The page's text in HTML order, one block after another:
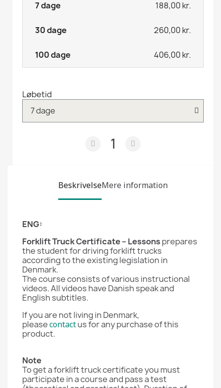
188,00 kr.
260,00 kr.
406,00 kr.
Løbetid
BeskrivelseMere information
ENG:
Forklift Truck Certificate– Lessonsprepares
the student for driving forklift trucks
according to the existing legislation in
Denmark.
The course consists of various instructional
videos. All videos have Danish speak and
English subtitles.
If you are not living in Denmark,
pleasecontactus for any purchase of this
product.
Note
To get a forklift truck certificate you must
participate in a course and pass a test